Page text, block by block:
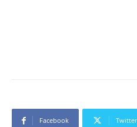
Facebook Twitter